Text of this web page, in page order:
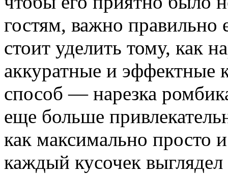
гостям, важно правильно
стоит уделить тому, как
аккуратные и эффектные
способ — нарезка
еще больше
как максимально просто
каждый кусочек